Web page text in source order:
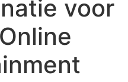
voor